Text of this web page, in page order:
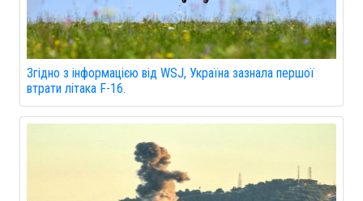
Згідно з інформацією від WSJ, Україна зазнала першої
втрати літака F-16.